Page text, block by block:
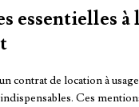
essentielles
contrat de location à
Ces